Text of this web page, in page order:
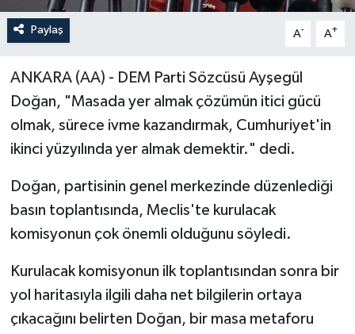
Paylaş A- A+
ANKARA (AA) - DEM Parti Sözcüsü Ayşegül
Doğan, "Masada yer almak çözümün itici gücü
olmak, sürece ivme kazandırmak, Cumhuriyet'in
ikinci yüzyılında yer almak demektir." dedi.
Doğan, partisinin genel merkezinde düzenlediği
basın toplantısında, Meclis'te kurulacak
komisyonun çok önemli olduğunu söyledi.
Kurulacak komisyonun ilk toplantısından sonra bir
yol haritasıyla ilgili daha net bilgilerin ortaya
çıkacağını belirten Doğan, bir masa metaforu